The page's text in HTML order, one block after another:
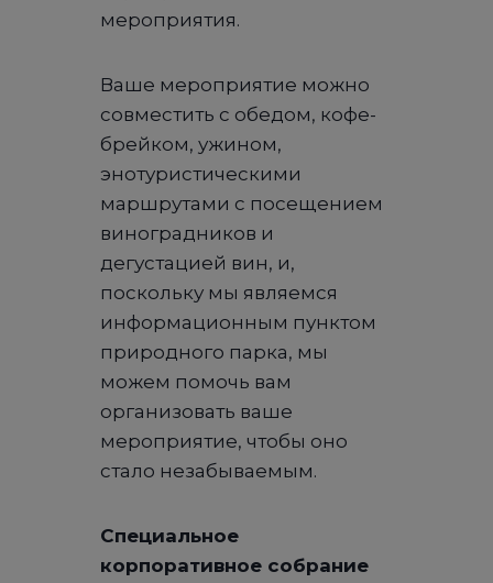
мероприятия.
Ваше мероприятие можно
совместить с обедом, кофе-
брейком, ужином,
энотуристическими
маршрутами с посещением
виноградников и
дегустацией вин, и,
поскольку мы являемся
информационным пунктом
природного парка, мы
можем помочь вам
организовать ваше
мероприятие, чтобы оно
стало незабываемым.
Специальное
корпоративное собрание